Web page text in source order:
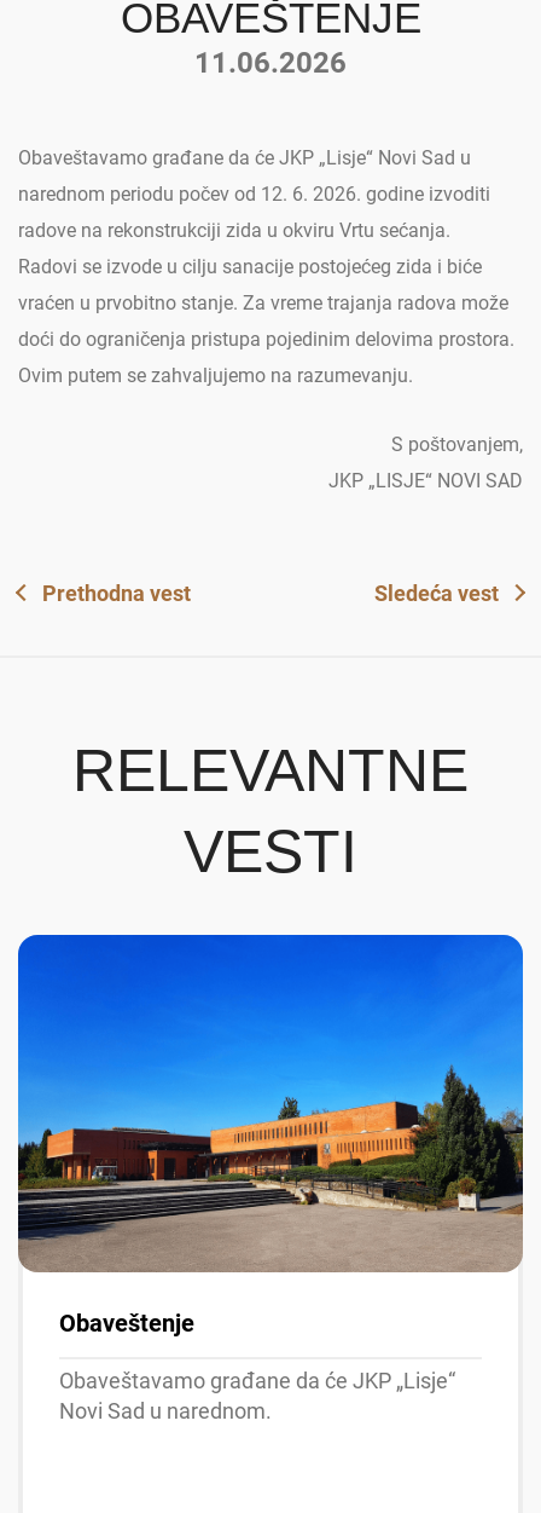
OBAVEŠTENJE
11.06.2026
Obaveštavamo građane da će JKP „Lisje“ Novi Sad u
narednom periodu počev od 12. 6. 2026. godine izvoditi
radove na rekonstrukciji zida u okviru Vrtu sećanja.
Radovi se izvode u cilju sanacije postojećeg zida i biće
vraćen u prvobitno stanje. Za vreme trajanja radova može
doći do ograničenja pristupa pojedinim delovima prostora.
Ovim putem se zahvaljujemo na razumevanju.
S poštovanjem,
JKP „LISJE“ NOVI SAD
Prethodna vest Sledeća vest
RELEVANTNE
VESTI
Obaveštenje
Obaveštavamo građane da će JKP „Lisje“
Novi Sad u narednom.